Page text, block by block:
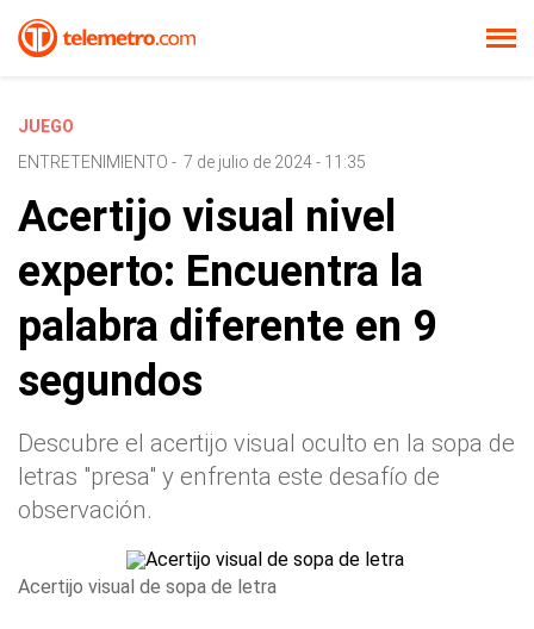
JUEGO
ENTRETENIMIENTO - 7 de julio de 2024 - 11:35
Acertijo visual nivel
experto: Encuentra la
palabra diferente en 9
segundos
Descubre el acertijo visual oculto en la sopa de
letras "presa" y enfrenta este desafío de
observación.
Acertijo visual de sopa de letra